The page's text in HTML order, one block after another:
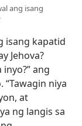
ang isang
isang kapatid
Jehova?
ang
niya
at
ng langis sa